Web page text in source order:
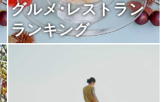
グルメ･レストラン
ランキング